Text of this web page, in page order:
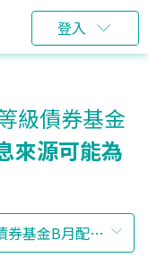
登入
級債券基金
來源可能為